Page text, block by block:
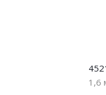
1,6